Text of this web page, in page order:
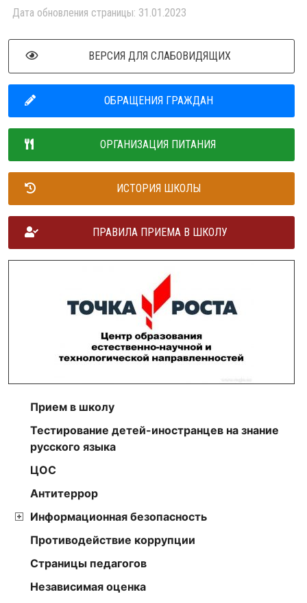
Дата обновления страницы: 31.01.2023
ВЕРСИЯ ДЛЯ СЛАБОВИДЯЩИХ
ОБРАЩЕНИЯ ГРАЖДАН
ОРГАНИЗАЦИЯ ПИТАНИЯ
ИСТОРИЯ ШКОЛЫ
ПРАВИЛА ПРИЕМА В ШКОЛУ
Прием в школу
Тестирование детей-иностранцев на знание
русского языка
ЦОС
Антитеррор
Информационная безопасность
Противодействие коррупции
Страницы педагогов
Независимая оценка